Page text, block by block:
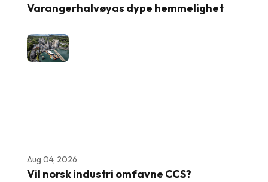
Varangerhalvøyas dype hemmelighet
Aug 04, 2026
Vil norsk industri omfavne CCS?